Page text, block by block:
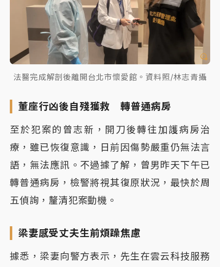
法醫完成解剖後離開台北市懷愛館。資料照/林志青攝
董座行凶後自殘獲救 轉普通病房
至於犯案的曾志新，開刀後轉往加護病房治
療，雖已恢復意識，日前因傷勢嚴重仍無法言
語，無法應訊。不過據了解，曾男昨天下午已
轉普通病房，檢警將視其復原狀況，最快於周
五偵詢，釐清犯案動機。
梁妻感受丈夫生前煩躁焦慮
據悉，梁妻向警方表示，先生在雲云科技服務